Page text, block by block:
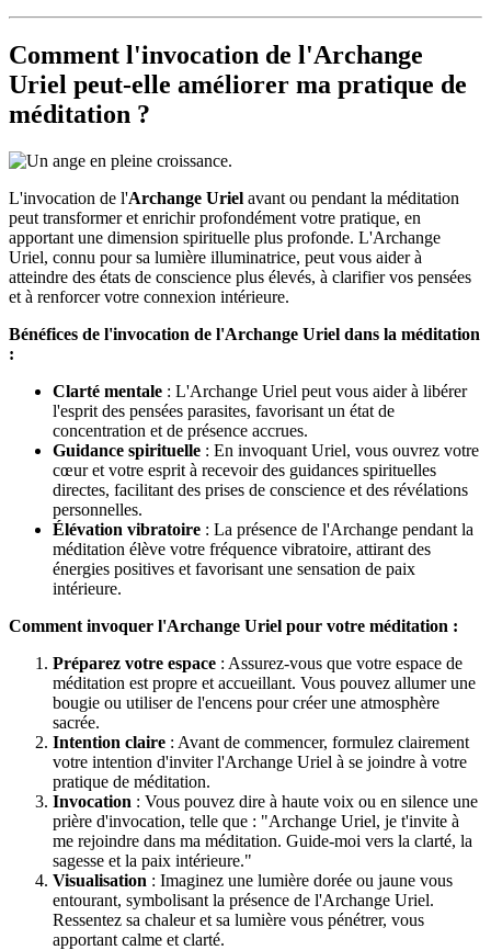
Comment l'invocation de l'Archange
Uriel peut-elle améliorer ma pratique de
méditation ?
L'invocation de l'Archange Uriel avant ou pendant la méditation
peut transformer et enrichir profondément votre pratique, en
apportant une dimension spirituelle plus profonde. L'Archange
Uriel, connu pour sa lumière illuminatrice, peut vous aider à
atteindre des états de conscience plus élevés, à clarifier vos pensées
et à renforcer votre connexion intérieure.
Bénéfices de l'invocation de l'Archange Uriel dans la méditation
:
Clarté mentale : L'Archange Uriel peut vous aider à libérer
l'esprit des pensées parasites, favorisant un état de
concentration et de présence accrues.
Guidance spirituelle : En invoquant Uriel, vous ouvrez votre
cœur et votre esprit à recevoir des guidances spirituelles
directes, facilitant des prises de conscience et des révélations
personnelles.
Élévation vibratoire : La présence de l'Archange pendant la
méditation élève votre fréquence vibratoire, attirant des
énergies positives et favorisant une sensation de paix
intérieure.
Comment invoquer l'Archange Uriel pour votre méditation :
Préparez votre espace : Assurez-vous que votre espace de
méditation est propre et accueillant. Vous pouvez allumer une
bougie ou utiliser de l'encens pour créer une atmosphère
sacrée.
Intention claire : Avant de commencer, formulez clairement
votre intention d'inviter l'Archange Uriel à se joindre à votre
pratique de méditation.
Invocation : Vous pouvez dire à haute voix ou en silence une
prière d'invocation, telle que : "Archange Uriel, je t'invite à
me rejoindre dans ma méditation. Guide-moi vers la clarté, la
sagesse et la paix intérieure."
Visualisation : Imaginez une lumière dorée ou jaune vous
entourant, symbolisant la présence de l'Archange Uriel.
Ressentez sa chaleur et sa lumière vous pénétrer, vous
apportant calme et clarté.